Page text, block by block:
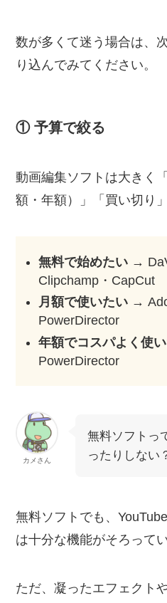
数が多くて迷う場合は、
り込んでみてください。
① 予算で絞る
動画編集ソフトは大きく
額・年額）」「買い切り
無料で始めたい→
Clipchamp・CapCut
月額で使いたい→
PowerDirector
年額でコスパよく使
PowerDirector
カメさん
無料ソフトっ
ったりしない
無料ソフトでも、
は十分な機能がそろってい
ただ、凝ったエフェクト